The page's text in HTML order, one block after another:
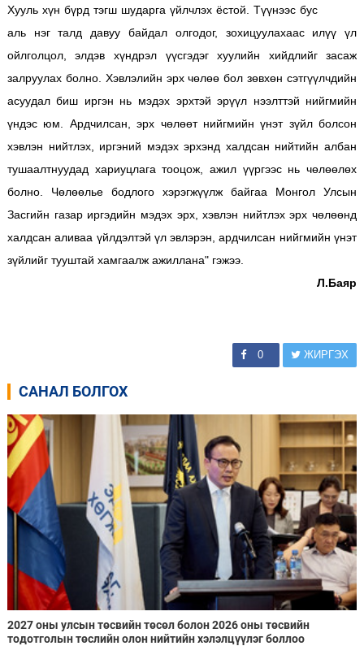
Хууль хүн бүрд тэгш шударга үйлчлэх ёстой. Түүнээс бус
аль нэг талд давуу байдал олгодог, зохицуулахаас илүү үл
ойлголцол, элдэв хүндрэл үүсгэдэг хуулийн хийдлийг засаж
залруулах болно. Хэвлэлийн эрх чөлөө бол зөвхөн сэтгүүлчдийн
асуудал биш иргэн нь мэдэх эрхтэй эрүүл нээлттэй нийгмийн
үндэс юм. Ардчилсан, эрх чөлөөт нийгмийн үнэт зүйл болсон
хэвлэн нийтлэх, иргэний мэдэх эрхэнд халдсан нийтийн албан
тушаалтнуудад хариуцлага тооцож, ажил үүргээс нь чөлөөлөх
болно. Чөлөөлье бодлого хэрэгжүүлж байгаа Монгол Улсын
Засгийн газар иргэдийн мэдэх эрх, хэвлэн нийтлэх эрх чөлөөнд
халдсан аливаа үйлдэлтэй үл эвлэрэн, ардчилсан нийгмийн үнэт
зүйлийг тууштай хамгаалж ажиллана" гэжээ.
Л.Баяр
0 ЖИРГЭХ
САНАЛ БОЛГОХ
2027 оны улсын төсвийн төсөл болон 2026 оны төсвийн
тодотголын төслийн олон нийтийн хэлэлцүүлэг боллоо